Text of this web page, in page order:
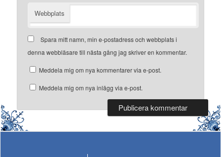
Webbplats
Spara mitt namn, min e-postadress och webbplats i
denna webbläsare till nästa gång jag skriver en kommentar.
Meddela mig om nya kommentarer via e-post.
Meddela mig om nya inlägg via e-post.